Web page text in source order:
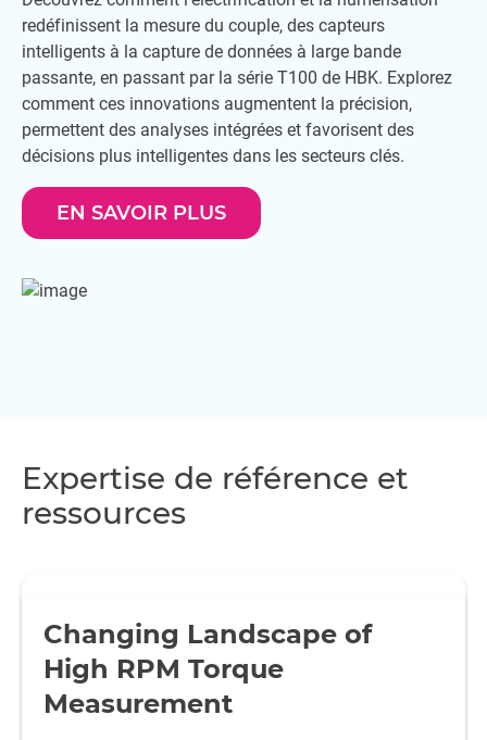
redéfinissent la mesure du couple, des capteurs
intelligents à la capture de données à large bande
passante, en passant par la série T100 de HBK. Explorez
comment ces innovations augmentent la précision,
permettent des analyses intégrées et favorisent des
décisions plus intelligentes dans les secteurs clés.
EN SAVOIR PLUS
Expertise de référence et
ressources
Changing Landscape of
High RPM Torque
Measurement